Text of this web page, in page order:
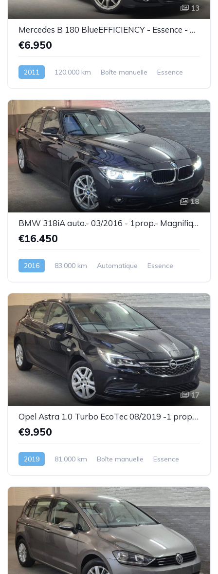
13
Mercedes B 180 BlueEFFICIENCY - Essence - 04/2011 - Très bel état - Garantie
€6.950
2011 120.000 km Boîte manuelle Essence
18
BMW 318iA auto.- 03/2016 - 1prop.- Magnifique état ! - Garantie
€16.450
2016 83.000 km Automatique Essence
17
Opel Astra 1.0 Turbo EcoTec 08/2019 -1 prop.- Très bel état- Garantie
€9.950
2019 81.000 km Boîte manuelle Essence